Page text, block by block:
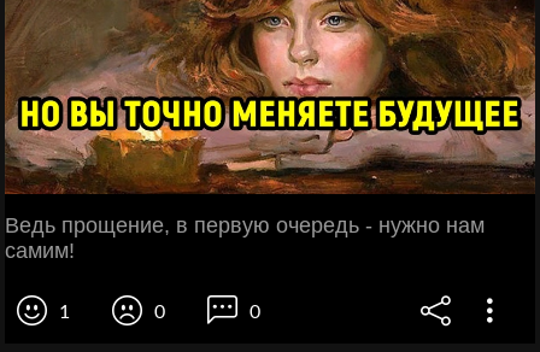
Ведь прощение, в первую очередь - нужно нам
самим!
1 0 0